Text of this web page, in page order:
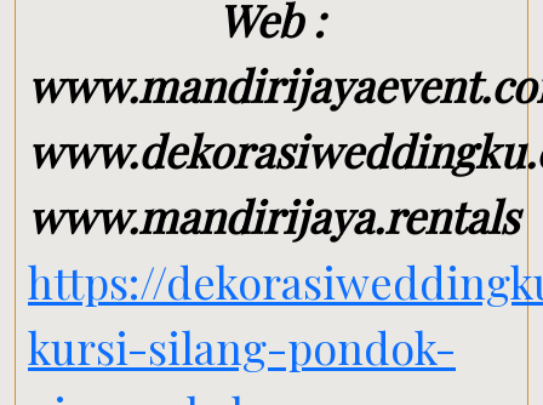
Web :
www.mandirijaya.rentals
https://
kursi-silang-pondok-